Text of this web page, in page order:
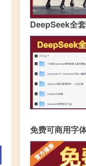
DeepSeek全
免费可商用字